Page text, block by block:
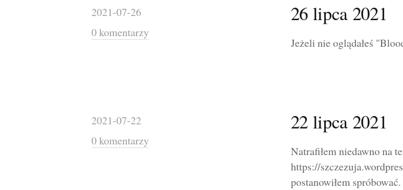
2021-07-26
0 komentarzy
26 lipca 2021
Jeżeli nie oglądałeś
2021-07-22
0 komentarzy
22 lipca 2021
Natrafiłem niedawno na
https://
postanowiłem